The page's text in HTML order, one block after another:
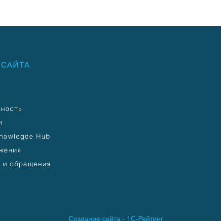
Hub
обращения
Создание сайта - 1С-Рейтинг